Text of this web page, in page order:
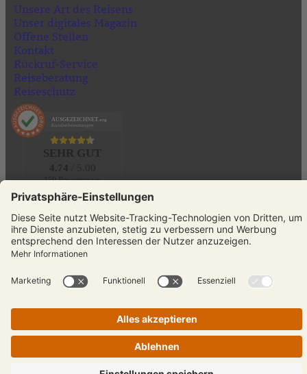
Unsere Art des Reisens
Unser digitales Magazin
Offene Stellen
Kontakt
Rückruf-Service
Reiseberatung
Reiseschutz
AUSGEZEICHNET .org
Kundenbewertungen
4.74 / 5.00
159 Bewertungen
Hinweis zu den Bewertungen
KONTAKT
Telefon:+49 (0)231 589792-0E-Mail:
info@reisenmitsinnen.de
Auswahl schließen